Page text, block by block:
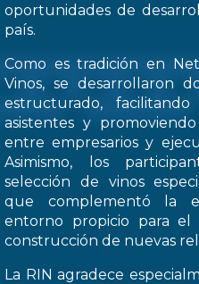
oportunidades de
país.
Como es tradición en
Vinos, se desarrollaron
estructurado,
asistentes y
entre empresarios y
Asimismo, los
selección de vinos
que complementó la
entorno propicio para
construcción de nuevas
La RIN agradece